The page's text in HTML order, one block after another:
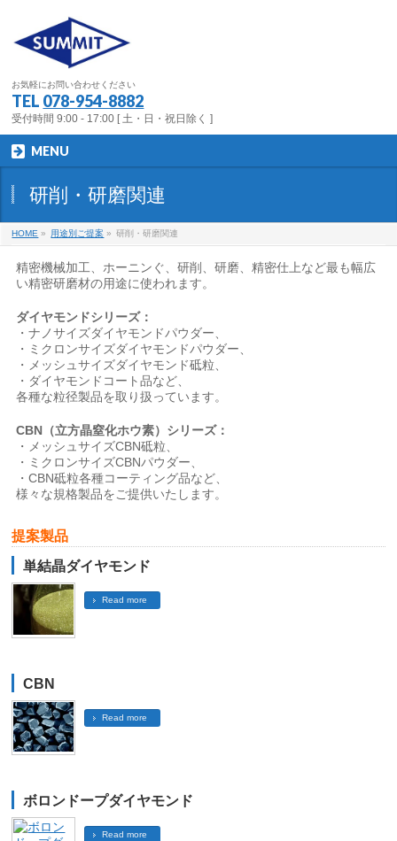
お気軽にお問い合わせください
TEL 078-954-8882
受付時間 9:00 - 17:00 [ 土・日・祝日除く ]
MENU
研削・研磨関連
HOME » 用途別ご提案 » 研削・研磨関連
精密機械加工、ホーニンぐ、研削、研磨、精密仕上など最も幅広
い精密研磨材の用途に使われます。
ダイヤモンドシリーズ：
・ナノサイズダイヤモンドパウダー、
・ミクロンサイズダイヤモンドパウダー、
・メッシュサイズダイヤモンド砥粒、
・ダイヤモンドコート品など、
各種な粒径製品を取り扱っています。
CBN（立方晶窒化ホウ素）シリーズ：
・メッシュサイズCBN砥粒、
・ミクロンサイズCBNパウダー、
・CBN砥粒各種コーティング品など、
様々な規格製品をご提供いたします。
提案製品
単結晶ダイヤモンド
Read more
CBN
Read more
ボロンドープダイヤモンド
Read more